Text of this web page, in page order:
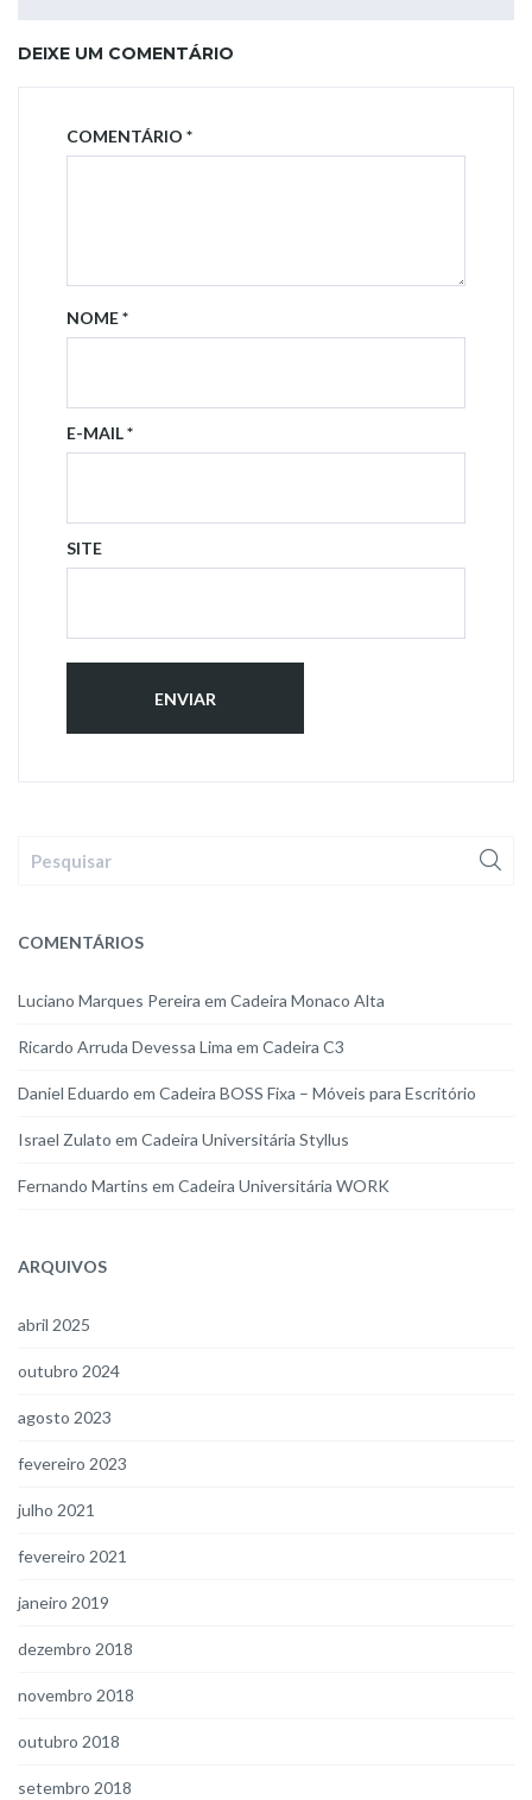
DEIXE UM COMENTÁRIO
COMENTÁRIO *
NOME*
E-MAIL*
SITE
COMENTÁRIOS
Luciano Marques Pereira em Cadeira Monaco Alta
Ricardo Arruda Devessa Lima em Cadeira C3
Daniel Eduardo em Cadeira BOSS Fixa – Móveis para Escritório
Israel Zulato em Cadeira Universitária Styllus
Fernando Martins em Cadeira Universitária WORK
ARQUIVOS
abril 2025
outubro 2024
agosto 2023
fevereiro 2023
julho 2021
fevereiro 2021
janeiro 2019
dezembro 2018
novembro 2018
outubro 2018
setembro 2018